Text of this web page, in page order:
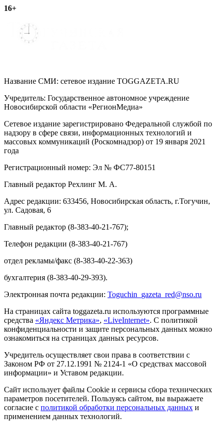
16+
Название СМИ: cетевое издание TOGGAZETA.RU
Учредитель: Государственное автономное учреждение
Новосибирской области «РегионМедиа»
Сетевое издание зарегистрировано Федеральной службой по
надзору в сфере связи, информационных технологий и
массовых коммуникаций (Роскомнадзор) от 19 января 2021
года
Регистрационный номер: Эл № ФС77-80151
Главный редактор Рехлинг М. А.
Адрес редакции: 633456, Новосибирская область, г.Тогучин,
ул. Садовая, 6
Главный редактор (8-383-40-21-767);
Телефон редакции (8-383-40-21-767)
отдел рекламы/факс (8-383-40-22-363)
бухгалтерия (8-383-40-29-393).
Электронная почта редакции: Toguchin gazeta red@nso.ru
На страницах сайта toggazeta.ru используются программные
средства «Яндекс Метрика», «LiveInternet». С политикой
конфиденциальности и защите персональных данных можно
ознакомиться на страницах данных ресурсов.
Учредитель осуществляет свои права в соответствии с
Законом РФ от 27.12.1991 № 2124-1 «О средствах массовой
информации» и Уставом редакции.
Сайт использует файлы Cookie и сервисы сбора технических
параметров посетителей. Пользуясь сайтом, вы выражаете
согласие с политикой обработки персональных данных и
применением данных технологий.